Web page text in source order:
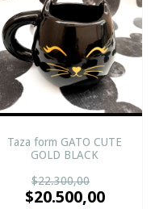
Taza form GATO CUTE
GOLD BLACK
$22.300,00
$20.500,00